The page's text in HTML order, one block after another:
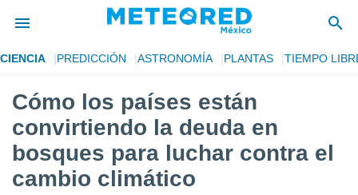
de
ha sido
para
la
que se
CIENCIA PREDICCIÓN ASTRONOMÍA PLANTAS TIEMPO
Cómo los países están
convirtiendo la deuda en
bosques para luchar contra el
cambio climático